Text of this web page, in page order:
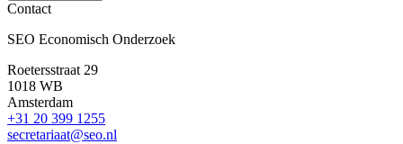
Contact
SEO Economisch Onderzoek
Roetersstraat 29
1018 WB
Amsterdam
+31 20 399 1255
secretariaat@seo.nl